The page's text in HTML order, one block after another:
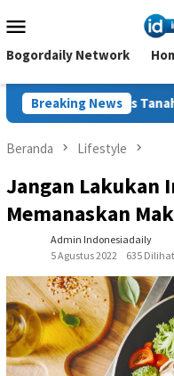
ke
kontenMobile
Bogordaily Network
Breaking News
Tanah Kapolres
Beranda Lifestyle
Jangan Lakukan
Memanaskan
Admin Indonesiadaily
5 Agustus 2022
635 Dilihat